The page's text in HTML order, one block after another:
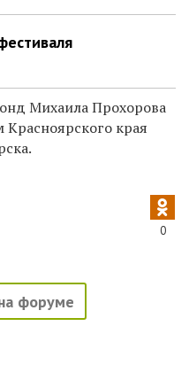
Михаила Прохорова
Красноярского края
0
форуме